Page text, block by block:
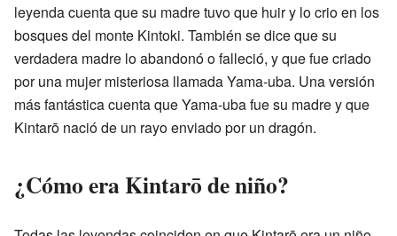
leyenda cuenta que su madre tuvo que huir y lo crio en los
bosques del monte Kintoki. También se dice que su
verdadera madre lo abandonó o falleció, y que fue criado
por una mujer misteriosa llamada Yama-uba. Una versión
más fantástica cuenta que Yama-uba fue su madre y que
Kintarō nació de un rayo enviado por un dragón.
¿Cómo era Kintarō de niño?